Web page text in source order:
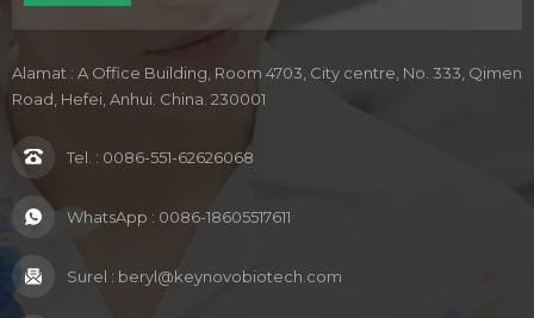
Alamat : A Office Building, Room 4703, City centre, No. 333, Qimen
Road, Hefei, Anhui. China. 230001
Tel. : 0086-551-62626068
WhatsApp : 0086-18605517611
Surel : beryl@keynovobiotech.com